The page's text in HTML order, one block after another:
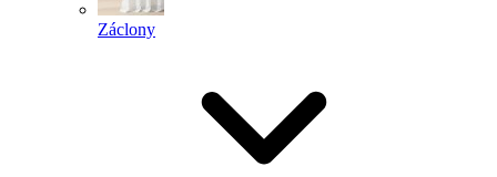
Záclony